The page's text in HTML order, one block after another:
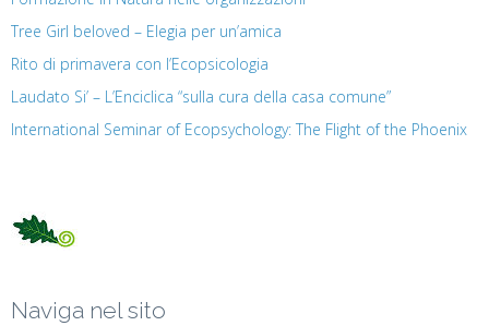
Tree Girl beloved – Elegia per un’amica
Rito di primavera con l’Ecopsicologia
Laudato Si’ – L’Enciclica “sulla cura della casa comune”
International Seminar of Ecopsychology: The Flight of the Phoenix
Naviga nel sito